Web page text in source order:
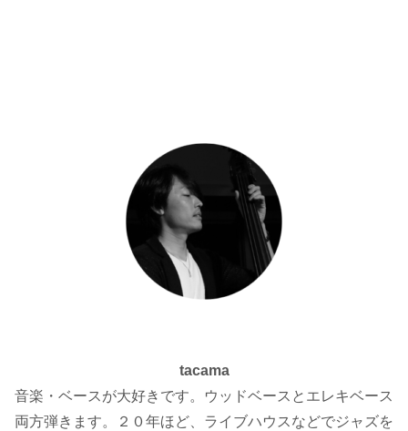
tacama
音楽・ベースが大好きです。ウッドベースとエレキベース
両方弾きます。２０年ほど、ライブハウスなどでジャズを